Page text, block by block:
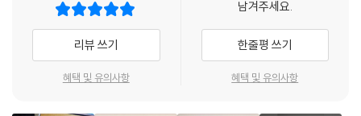
조금 낯설지만 그래서 더 다정한 학교 가는 날 이야기!
처음으로 혼자 학교에 가게 되었다고요? 처음 경험하게 될 학교생활이 걱
정된다고요? 에이, 걱정 마세요. 학교 가는 길은, 또 학교는 이렇게나 따뜻
하고 재미있는 곳인 걸요!
먹었어요. 바쁜 할머니를 대신해 소미의 학교 공개 수업에 가기로 한 거지
리뷰 쓰기
혜택 및 유의사항
남겨주세요.
한줄평 쓰기
혜택 및 유의사항